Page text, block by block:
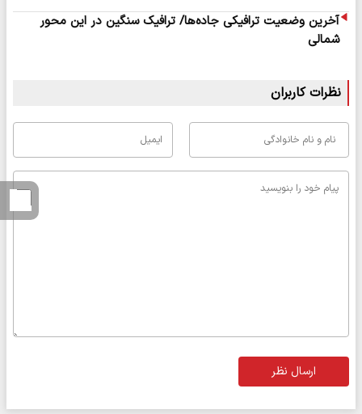
آخرین وضعیت ترافیکی جاده‌ها/ ترافیک سنگین در این محور
شمالی
نظرات کاربران
ارسال نظر